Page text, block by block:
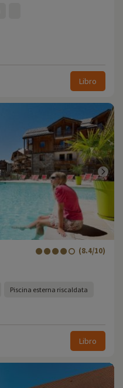
Libro
(8.4/10)
Piscina esterna riscaldata
Libro